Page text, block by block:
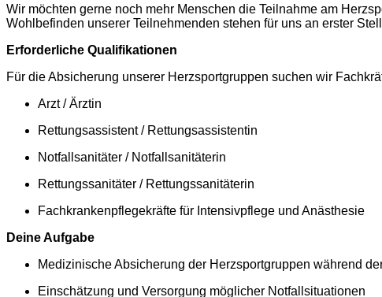
Wir möchten gerne noch mehr Menschen die Teilnahme am
Wohlbefinden unserer Teilnehmenden stehen für uns an erster
Erforderliche Qualifikationen
Für die Absicherung unserer Herzsportgruppen suchen wir
Arzt / Ärztin
Rettungsassistent / Rettungsassistentin
Notfallsanitäter / Notfallsanitäterin
Rettungssanitäter / Rettungssanitäterin
Fachkrankenpflegekräfte für Intensivpflege und Anästhesie
Deine Aufgabe
Medizinische Absicherung der Herzsportgruppen während
Einschätzung und Versorgung möglicher Notfallsituationen